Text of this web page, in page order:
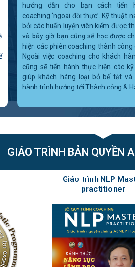
hướng dẫn cho bạn cách tiến
coaching ‘ngoài đời thực’. Kỹ thuật
bởi các huấn luyện viên kiếm được
và bây giờ bạn cũng sẽ học được
hiện các phiên coaching thành công
Ngoài việc coaching cho khách
cũng sẽ tiến hành thực hiện các
giúp khách hàng loại bỏ bế tắt và
hành trình hướng tới Thành công &
GIÁO TRÌNH BẢN QUYỀN
Giáo trình NLP
practitioner